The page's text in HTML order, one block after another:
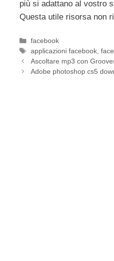
più si adattano al vostro
Questa utile risorsa non
Categorie
facebook
Tag
applicazioni facebook,
Ascoltare mp3 con
Adobe photoshop cs5